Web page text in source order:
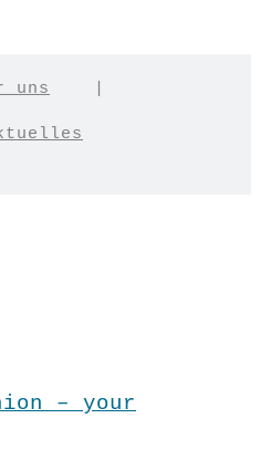
uns
– your